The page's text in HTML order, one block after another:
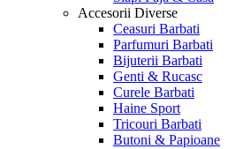
Accesorii Diverse
Ceasuri Barbati
Parfumuri Barbati
Bijuterii Barbati
Genti & Rucasc
Curele Barbati
Haine Sport
Tricouri Barbati
Butoni & Papioane